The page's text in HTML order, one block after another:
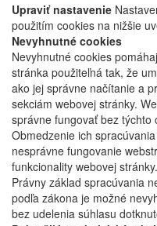
Upraviť nastavenie
použitím cookies na nižšie
Nevyhnutné cookies
Nevyhnutné cookies
stránka použiteľná tak, že
ako jej správne načítanie a
sekciám webovej stránky.
správne fungovať bez týchto
Obmedzenie ich
nesprávne fungovanie
funkcionality webovej stránky.
Právny základ spracúvania
podľa zákona je možné
bez udelenia súhlasu